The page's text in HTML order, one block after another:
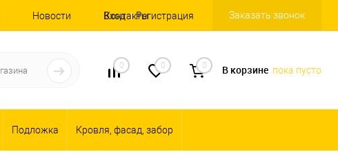
Новости Контакты
Вход Регистрация Заказать звонок
0 0 0 В корзине пока пусто
Подложка Кровля, фасад, забор